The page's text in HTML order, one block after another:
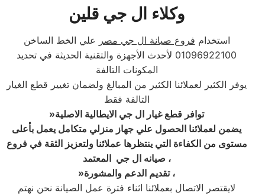
وكلاء ال جي قلين
استخدام فروع صيانة ال جي مصر علي الخط الساخن
01096922100 لأحدث الأجهزة والتقنية الحديثة في تحديد
المكونات التالفة
يوفر الكثير لعملائنا الكثير من المبالغ ولضمان تغيير قطع الغيار
التالفة فقط
»توافر قطع غيار ال جي الايطالية الاصلية
يضمن لعملائنا الحصول علي جهاز منزلي متكامل يعمل بأعلى
مستوى من الكفاءة التي ينتظرها عملائنا ولتعزيز الثقة في فروع
صيانه ال جي المعتمد ،
»تقديم الدعم والمشورة ،
لايقتصر الاتصال بعملائنا اثناء فترة عمل الصيانة نحن نهتم